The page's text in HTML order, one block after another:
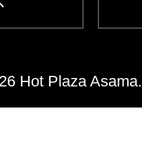
Hot Plaza